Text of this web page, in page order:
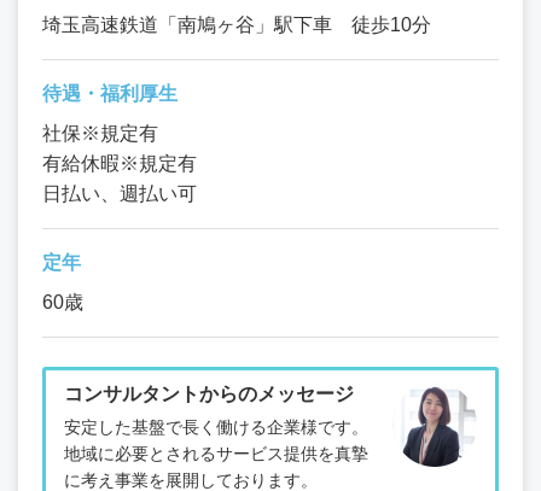
埼玉高速鉄道「南鳩ヶ谷」駅下車 徒歩10分
待遇・福利厚生
社保※規定有
有給休暇※規定有
日払い、週払い可
定年
60歳
コンサルタントからのメッセージ
安定した基盤で長く働ける企業様です。
地域に必要とされるサービス提供を真摯
に考え事業を展開しております。